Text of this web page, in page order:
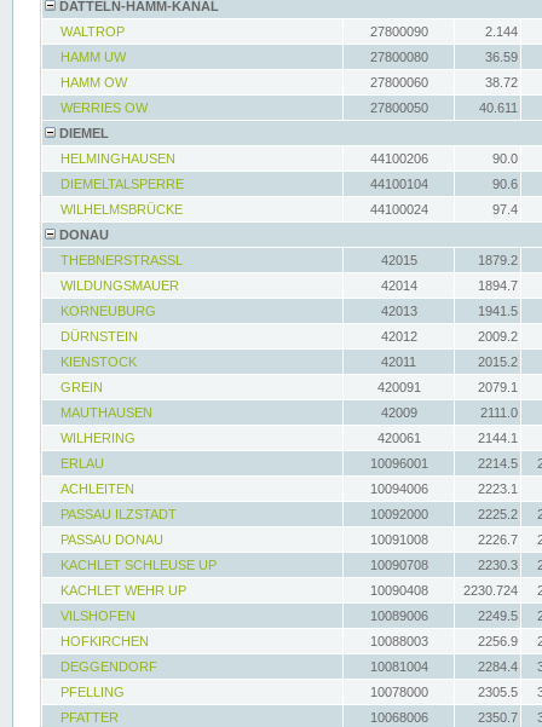
DATTELN-HAMM-KANAL
WALTROP
27800090
2.144
HAMM UW
27800080
36.59
HAMM OW
27800060
38.72
WERRIES OW
27800050
40.611
DIEMEL
HELMINGHAUSEN
44100206
90.0
DIEMELTALSPERRE
44100104
90.6
WILHELMSBRÜCKE
44100024
97.4
DONAU
THEBNERSTRASSL
42015
1879.2
WILDUNGSMAUER
42014
1894.7
KORNEUBURG
42013
1941.5
DÜRNSTEIN
42012
2009.2
KIENSTOCK
42011
2015.2
GREIN
420091
2079.1
MAUTHAUSEN
42009
2111.0
WILHERING
420061
2144.1
ERLAU
10096001 2214.5
ACHLEITEN
10094006
2223.1
PASSAU ILZSTADT
10092000 2225.2
PASSAU DONAU
10091008 2226.7
KACHLET SCHLEUSE UP
10090708 2230.3
KACHLET WEHR UP
10090408 2230.724
VILSHOFEN
10089006 2249.5
HOFKIRCHEN
10088003 2256.9
DEGGENDORF
10081004 2284.4
PFELLING
10078000 2305.5
PFATTER
10068006 2350.7